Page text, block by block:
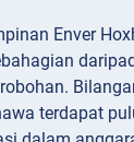
Enver
terdapat